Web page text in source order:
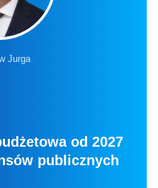
Jurga
od 2027
publicznych